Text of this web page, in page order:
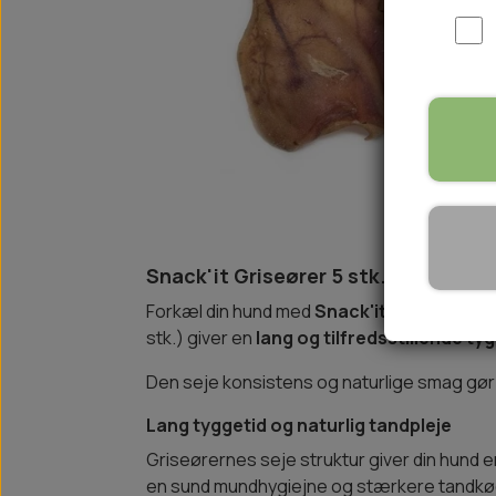
WOOLF ULTIMATE
WOLFSBLUT
WOLFBLUT VETLINE
KOSTTILSKUD
VÅDFODER TIL HUNDE
JAKKER TIL HUNDE
Snack'it Griseører 5 stk. –
Forkæl din hund medSnack'it Griseører
stk.) giver en lang og tilfredsstillende
Den seje konsistens og naturlige smag
Lang tyggetid og naturlig tandpleje
Griseørernes seje struktur giver din hund
en sund mundhygiejne og stærkere